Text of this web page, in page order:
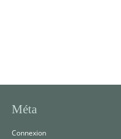
Méta
Connexion